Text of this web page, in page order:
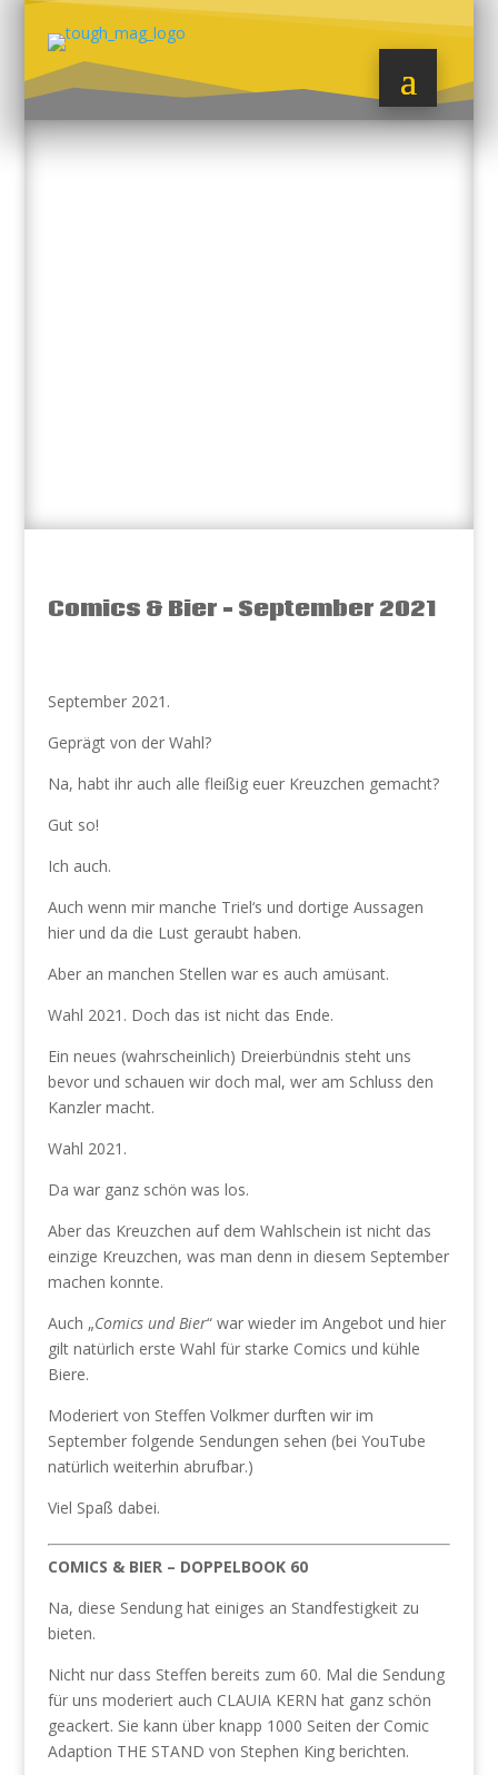
Comics & Bier – September 2021
September 2021.
Geprägt von der Wahl?
Na, habt ihr auch alle fleißig euer Kreuzchen gemacht?
Gut so!
Ich auch.
Auch wenn mir manche Triel‘s und dortige Aussagen
hier und da die Lust geraubt haben.
Aber an manchen Stellen war es auch amüsant.
Wahl 2021. Doch das ist nicht das Ende.
Ein neues (wahrscheinlich) Dreierbündnis steht uns
bevor und schauen wir doch mal, wer am Schluss den
Kanzler macht.
Wahl 2021.
Da war ganz schön was los.
Aber das Kreuzchen auf dem Wahlschein ist nicht das
einzige Kreuzchen, was man denn in diesem September
machen konnte.
Auch „Comics und Bier“ war wieder im Angebot und hier
gilt natürlich erste Wahl für starke Comics und kühle
Biere.
Moderiert von Steffen Volkmer durften wir im
September folgende Sendungen sehen (bei YouTube
natürlich weiterhin abrufbar.)
Viel Spaß dabei.
COMICS & BIER – DOPPELBOOK 60
Na, diese Sendung hat einiges an Standfestigkeit zu
bieten.
Nicht nur dass Steffen bereits zum 60. Mal die Sendung
für uns moderiert auch CLAUIA KERN hat ganz schön
geackert. Sie kann über knapp 1000 Seiten der Comic
Adaption THE STAND von Stephen King berichten.